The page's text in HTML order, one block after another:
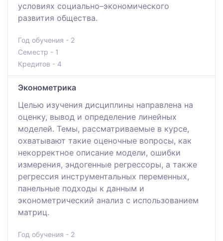
условиях социально–экономического
развития общества.
Год обучения - 2
Семестр - 1
Кредитов - 4
Эконометрика
Целью изучения дисциплины направлена на
оценку, вывод и определение линейных
моделей. Темы, рассматриваемые в курсе,
охватывают такие оценочные вопросы, как
некорректное описание модели, ошибки
измерения, эндогенные регрессоры, а также
регрессия инструментальных переменных,
панельные подходы к данным и
эконометрический анализ с использованием
матриц.
Год обучения - 2